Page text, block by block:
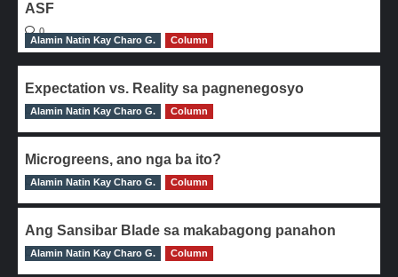
ASF
0
Alamin Natin Kay Charo G.
Column
Expectation vs. Reality sa pagnenegosyo
0
Alamin Natin Kay Charo G. Column
Microgreens, ano nga ba ito?
0
Alamin Natin Kay Charo G. Column
Ang Sansibar Blade sa makabagong panahon
0
Alamin Natin Kay Charo G. Column